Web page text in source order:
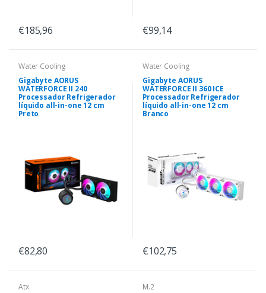
€185,96 €99,14
Water Cooling
Gigabyte AORUS
WATERFORCE II 240
Processador Refrigerador
líquido all-in-one 12 cm
Preto
€82,80
Water Cooling
Gigabyte AORUS
WATERFORCE II 360 ICE
Processador Refrigerador
líquido all-in-one 12 cm
Branco
€102,75
Atx
M.2